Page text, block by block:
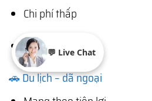
Chi phí thấp
Dễ sử dụng
🚗 Du lịch – dã ngoại
💬 Live Chat